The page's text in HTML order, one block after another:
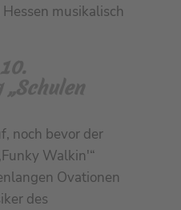
musikalisch
„Schulen
noch bevor der
Walkin'“
Ovationen
des